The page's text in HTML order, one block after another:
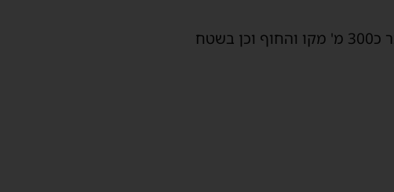
בגב של רובע י"ז מדרום לחוף באר שבע מצידו המזרחי של הכביש ובשטח הכורכר כ300 מ' מקו והחוף וכן בשטח